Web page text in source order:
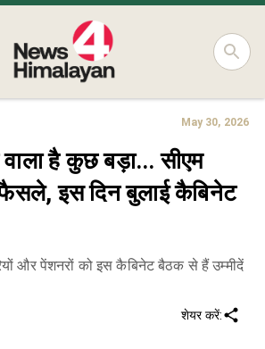
May 30, 2026
वाला है कुछ बड़ा... सीएम
इस दिन बुलाई कैबिनेट
और पेंशनरों को इस कैबिनेट बैठक से हैं उम्मीदें
शेयर करें: